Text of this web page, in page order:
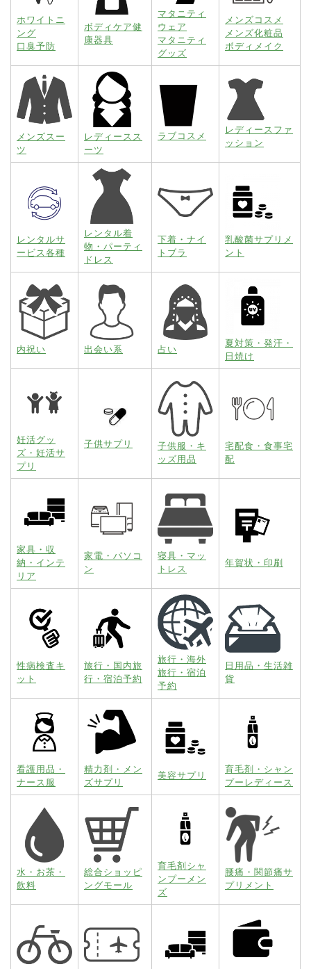
ホワイトニ
ング
口臭予防
ボディケア健
康器具
マタニティ
ウェア
マタニティ
グッズ
メンズコスメ
メンズ化粧品
ボディメイク
メンズスー
ツ
レディースス
ーツ
ラブコスメ
レディースファ
ッション
レンタルサ
ービス各種
レンタル着
物・パーティ
ドレス
下着・ナイ
トブラ
乳酸菌サプリメ
ント
内祝い 出会い系 占い
夏対策・発汗・
日焼け
妊活グッ
ズ・妊活サ
プリ
子供サプリ
子供服・キ
ッズ用品
宅配食・食事宅
配
家具・収
納・インテ
リア
家電・パソコ
ン
寝具・マッ
トレス
年賀状・印刷
性病検査キ
ット
旅行・国内旅
行・宿泊予約
旅行・海外
旅行・宿泊
予約
日用品・生活雑
貨
看護用品・
ナース服
精力剤・メン
ズサプリ
美容サプリ
育毛剤・シャン
プーレディース
水・お茶・
飲料
総合ショッピ
ングモール
育毛剤シャ
ンプーメン
ズ
腰痛・関節痛サ
プリメント